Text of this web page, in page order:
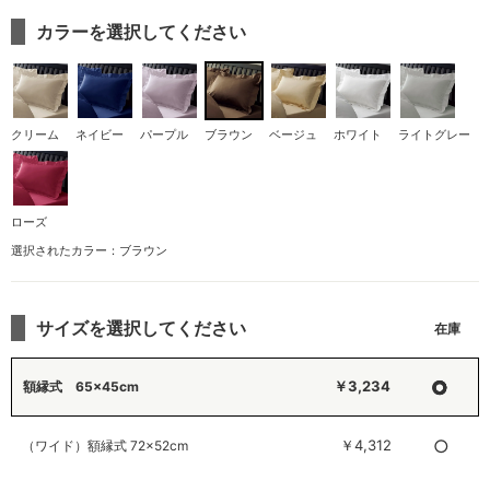
カラーを選択してください
クリーム ネイビー パープル ブラウン ベージュ ホワイト ライトグレー
ローズ
選択されたカラー：ブラウン
サイズを選択してください
額縁式 65×45cm ￥3,234 ○
（ワイド）額縁式 72×52cm ￥4,312 ○